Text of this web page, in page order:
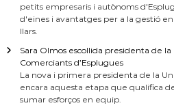
petits empresaris i autònoms
d'eines i avantatges per a la gestió
llars.
Sara Olmos escollida presidenta de
Comerciants d’Esplugues
La nova i primera presidenta de la
encara aquesta etapa que qualifica
sumar esforços en equip.